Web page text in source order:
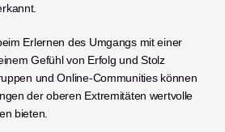
Erlernen des Umgangs mit einer
Gefühl von Erfolg und Stolz
und Online-Communities können
der oberen Extremitäten wertvolle
bieten.